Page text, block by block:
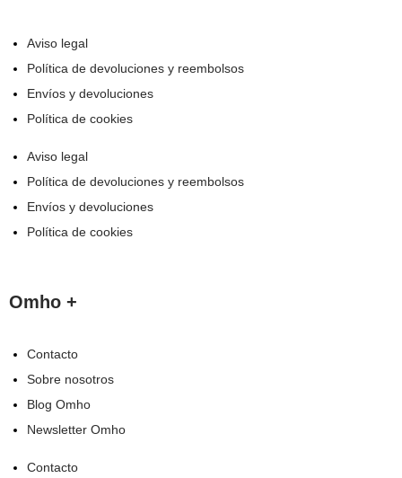
Aviso legal
Política de devoluciones y reembolsos
Envíos y devoluciones
Política de cookies
Aviso legal
Política de devoluciones y reembolsos
Envíos y devoluciones
Política de cookies
Omho +
Contacto
Sobre nosotros
Blog Omho
Newsletter Omho
Contacto